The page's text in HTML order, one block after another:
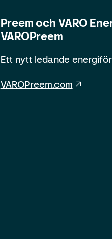
Preem och VARO
VAROPreem
Ett nytt ledande
VAROPreem.com